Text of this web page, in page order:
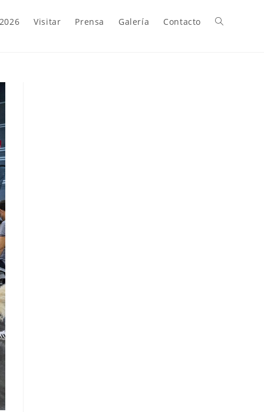
Visitar Prensa Galería Contacto